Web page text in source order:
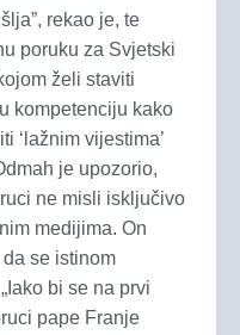
rekao je, te
poruku za Svjetski
želi staviti
kompetenciju kako
‘lažnim vijestima’
je upozorio,
ne misli isključivo
medijima. On
se istinom
bi se na prvi
pape Franje